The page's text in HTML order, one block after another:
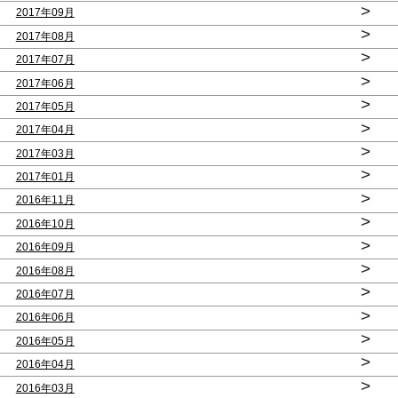
2017年09月 >
2017年08月 >
2017年07月 >
2017年06月 >
2017年05月 >
2017年04月 >
2017年03月 >
2017年01月 >
2016年11月 >
2016年10月 >
2016年09月 >
2016年08月 >
2016年07月 >
2016年06月 >
2016年05月 >
2016年04月 >
2016年03月 >